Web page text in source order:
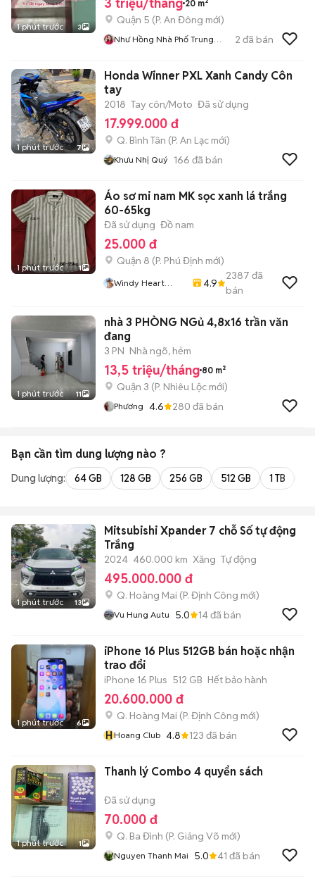
1 phút trước 3
20 m²
Quận 5 (P. An Đông mới)
Như Hồng Nhà Phố Trung
2 đã bán
1 phút trước 7
Honda Winner PXL Xanh Candy Côn
tay
2018 Tay côn/Moto Đã sử dụng
17.999.000 đ
Q. Bình Tân (P. An Lạc mới)
Khưu Nhị Quý 166 đã bán
1 phút trước 1
Áo sơ mi nam MK sọc xanh lá trắng
60-65kg
Đã sử dụng Đồ nam
25.000 đ
Quận 8 (P. Phú Định mới)
Windy Heart
4.9
2387 đã
bán
1 phút trước 11
nhà 3 PHÒNG NGủ 4,8x16 trần văn
đang
3 PN Nhà ngõ, hẻm
13,5 triệu/tháng 80 m²
Quận 3 (P. Nhiêu Lộc mới)
Phương 4.6 280 đã bán
Bạn cần tìm dung lượng nào ?
Dung lượng: 64 GB 128 GB 256 GB 512 GB 1 TB
1 phút trước 13
Mitsubishi Xpander 7 chỗ Số tự động
Trắng
2024 460.000 km Xăng Tự động
495.000.000 đ
Q. Hoàng Mai (P. Định Công mới)
Vu Hung Autu 5.0 14đã bán
1 phút trước 6
iPhone 16 Plus 512GB bán hoặc nhận
trao đổi
iPhone 16 Plus 512 GB Hết bảo hành
20.600.000 đ
Q. Hoàng Mai (P. Định Công mới)
HHoang Club 4.8 123 đã bán
1 phút trước 1
Thanh lý Combo 4 quyển sách
Đã sử dụng
70.000 đ
Q. Ba Đình (P. Giảng Võ mới)
Nguyen Thanh Mai 5.0 41 đã bán